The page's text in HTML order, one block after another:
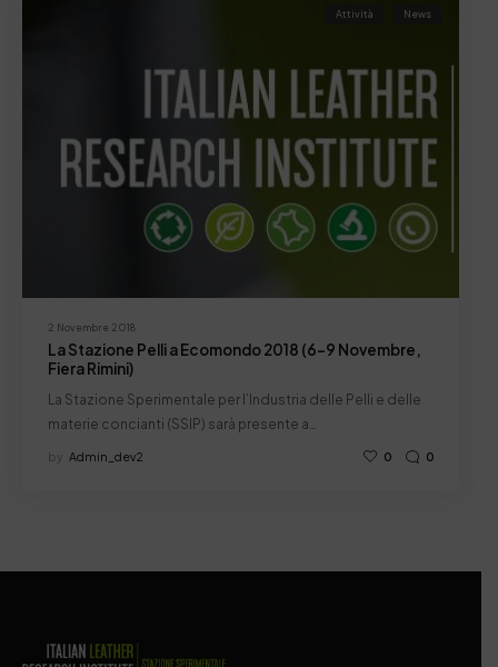
2 Novembre 2018
Attività News
La Stazione Pelli a Ecomondo 2018 (6-9 Novembre,
Fiera Rimini)
La Stazione Sperimentale per l’Industria delle Pelli e delle
materie concianti (SSIP) sarà presente a…
by Admin_dev2 0 0